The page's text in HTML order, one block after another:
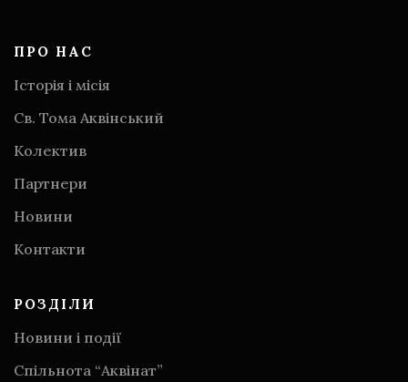
ПРО НАС
Історія і місія
Св. Тома Аквінський
Колектив
Партнери
Новини
Контакти
РОЗДІЛИ
Новини і події
Спільнота “Аквінат”